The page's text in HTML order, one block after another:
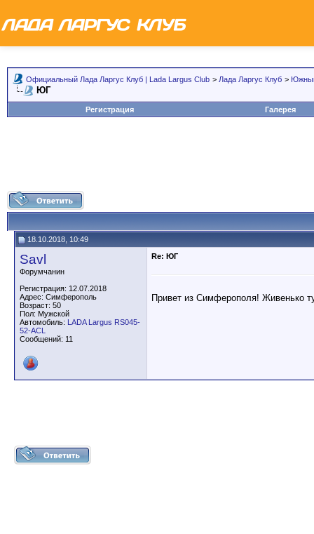
Официальный Лада Ларгус Клуб | Lada Largus Club > Лада Ларгус Клуб >
ЮГ
Регистрация Галерея
18.10.2018, 10:49
Savl
Форумчанин
Регистрация: 12.07.2018
Адрес: Симферополь
Возраст: 50
Пол: Мужской
Автомобиль: LADA Largus RS045-
52-ACL
Сообщений: 11
Re: ЮГ
Привет из Симферополя! Живенько